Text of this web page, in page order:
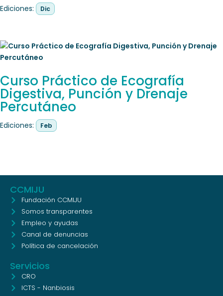
Ediciones: Dic
Curso Práctico de Ecografía
Digestiva, Punción y Drenaje
Percutáneo
Ediciones: Feb
CCMIJU
Fundación CCMIJU
Somos transparentes
Empleo y ayudas
Canal de denuncias
Política de cancelación
Servicios
CRO
ICTS - Nanbiosis